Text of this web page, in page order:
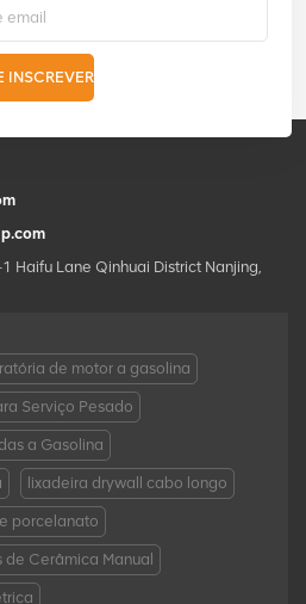
INSCREVER
Haifu Lane Qinhuai District Nanjing,
de motor a gasolina
Serviço Pesado
a Gasolina
lixadeira drywall cabo longo
porcelanato
Cerâmica Manual